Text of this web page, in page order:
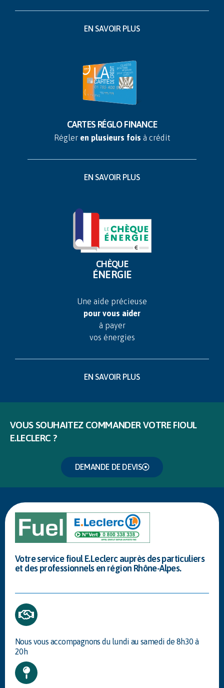
EN SAVOIR PLUS
CARTES RÉGLO FINANCE
Régler en plusieurs fois à crédit
EN SAVOIR PLUS
CHÈQUE
ÉNERGIE
Une aide précieuse
pour vous aider
à payer
vos énergies
EN SAVOIR PLUS
VOUS SOUHAITEZ COMMANDER VOTRE FIOUL
E.LECLERC ?
DEMANDE DE DEVIS
Votre service fioul E.Leclerc auprès des particuliers
et des professionnels en région Rhône-Alpes.
Nous vous accompagnons du lundi au samedi de 8h30 à
20h